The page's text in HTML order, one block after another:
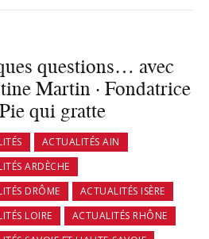
questions… avec
Martin · Fondatrice
qui gratte
ACTUALITÉS AIN
ARDÈCHE
DRÔME
ACTUALITÉS ISÈRE
LOIRE
ACTUALITÉS RHÔNE